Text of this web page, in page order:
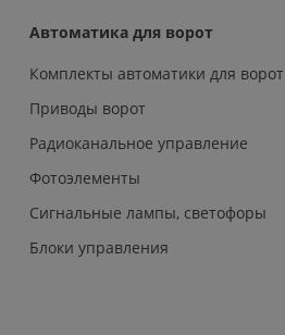
Автоматика для ворот
Комплекты автоматики для ворот
Приводы ворот
Радиоканальное управление
Фотоэлементы
Сигнальные лампы, светофоры
Блоки управления